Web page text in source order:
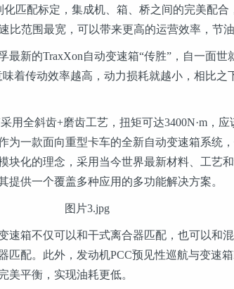
化匹配标定，集成机、箱、桥之间的完美配合
比范围最宽，可以带来更高的运营效率，节油
新的TraxXon自动变速箱“传胜”，自一面世
着传动效率越高，动力损耗就越小，相比之
全斜齿+磨齿工艺，扭矩可达3400N·m，应
为一款面向重型卡车的全新自动变速箱系统
块化的理念，采用当今世界最新材料、工艺和
提供一个覆盖多种应用的多功能解决方案。
箱不仅可以和干式离合器匹配，也可以和混
匹配。此外，发动机PCC预见性巡航与变速箱
美平衡，实现油耗更低。